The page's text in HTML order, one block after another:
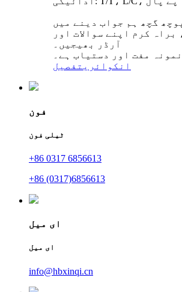
گچھ ہم جواب دینے میں
براہ کرم اپنے سوالات اور
آرڈر بھیجیں۔
مفت اور دستیاب ہے۔
انکوائری تفصیل
فون
ٹیلی فون
+86 0317 6856613
+86 (0317)6856613
ای میل
ای میل
info@hbxinqi.cn